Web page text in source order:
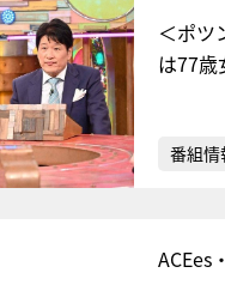
＜ポツ
は77歳
番組情
ACEes